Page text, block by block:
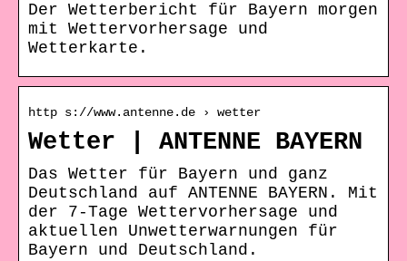
Der Wetterbericht für Bayern morgen
mit Wettervorhersage und
Wetterkarte.
http s://www.antenne.de › wetter
Wetter | ANTENNE BAYERN
Das Wetter für Bayern und ganz
Deutschland auf ANTENNE BAYERN. Mit
der 7-Tage Wettervorhersage und
aktuellen Unwetterwarnungen für
Bayern und Deutschland.